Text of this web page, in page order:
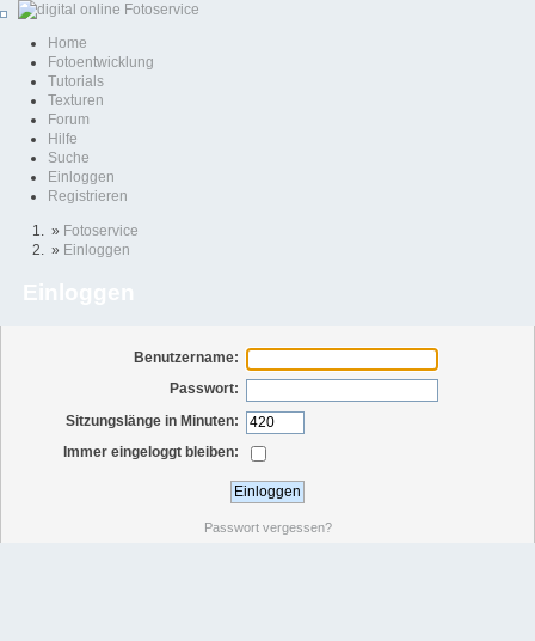
Home
Fotoentwicklung
Tutorials
Texturen
Forum
Hilfe
Suche
Einloggen
Registrieren
» Fotoservice
» Einloggen
Benutzername:
Passwort:
Sitzungslänge in Minuten:
Immer eingeloggt bleiben:
Passwort vergessen?